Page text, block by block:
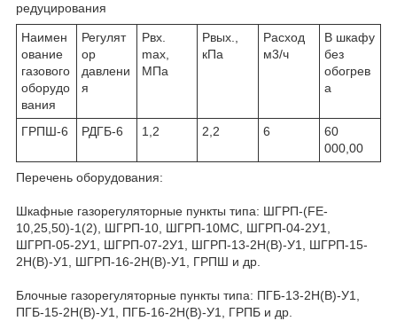
редуцирования
Наимен
ование
газового
оборудо
вания
Регулят
ор
давлени
я
Рвх.
max,
МПа
Рвых.,
кПа
Расход
м3/ч
В шкафу
без
обогрев
а
ГРПШ-6 РДГБ-6 1,2 2,2 6
60
000,00
Перечень оборудования:
Шкафные газорегуляторные пункты типа: ШГРП-(FE-
10,25,50)-1(2), ШГРП-10, ШГРП-10МС, ШГРП-04-2У1,
ШГРП-05-2У1, ШГРП-07-2У1, ШГРП-13-2Н(В)-У1, ШГРП-15-
2Н(В)-У1, ШГРП-16-2Н(В)-У1, ГРПШ и др.
Блочные газорегуляторные пункты типа: ПГБ-13-2Н(В)-У1,
ПГБ-15-2Н(В)-У1, ПГБ-16-2Н(В)-У1, ГРПБ и др.